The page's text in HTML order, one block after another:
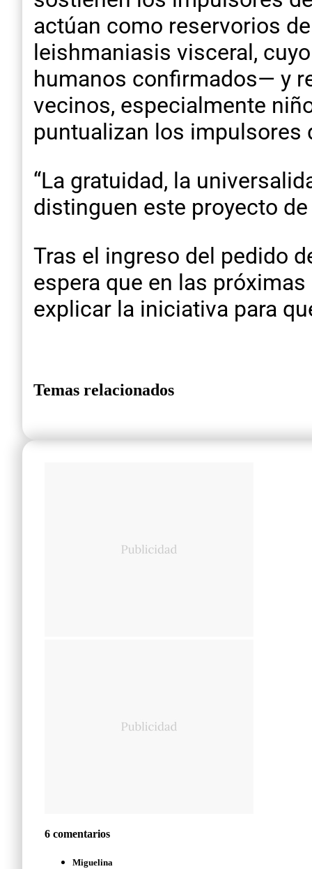
actúan como reservorios
leishmaniasis visceral,
humanos confirmados— y
vecinos, especialmente
puntualizan los impulsores
“La gratuidad, la
distinguen este proyecto
Tras el ingreso del pedido
espera que en las
explicar la iniciativa para
Temas relacionados
6 comentarios
Miguelina